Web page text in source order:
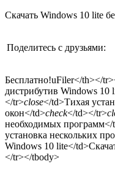
Скачать Windows 10 lite
Поделитесь с друзьями:
Бесплатно!uFiler</th></
дистрибутив Windows 10
</tr>close</td>Тихая
окон</td>check</td></tr>
необходимых программ</
установка нескольких
Windows 10 lite</
</tr></tbody>